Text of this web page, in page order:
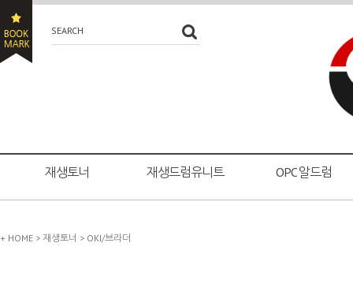
SEARCH
재생토너 재생드럼유니트 OPC 알드럼
+ HOME > 재생토너 > OKI/브라더